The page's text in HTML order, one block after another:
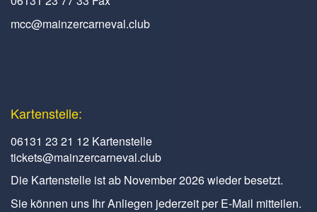
mcc@mainzercarneval.club
Kartenstelle:
06131 23 21 12 Kartenstelle
tickets@mainzercarneval.club
Die Kartenstelle ist ab November 2026 wieder besetzt.
Sie können uns Ihr Anliegen jederzeit per E-Mail mitteilen.